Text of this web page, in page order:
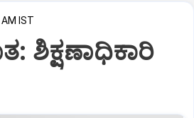
IST
ಶಿಕ್ಷಣಾಧಿಕಾರಿ